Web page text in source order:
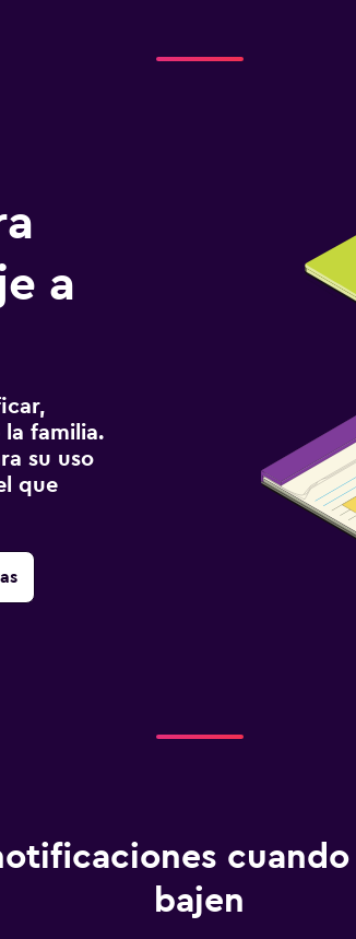
a
familia.
su uso
que
bajen